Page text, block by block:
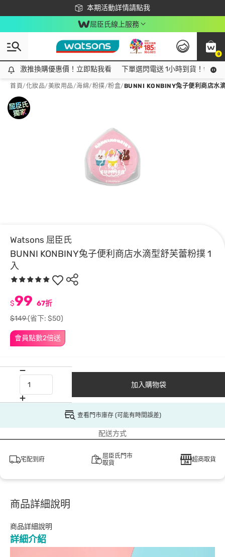
本期活動詳情請點我
下載app最高回饋$350
屈臣氏線上服務
0
激推換購優惠價！立即點我看
激推換購優惠價！立即點我看 下單選閃電送 1小時到貨！領神
首頁/化妝品/美妝用品/海綿/粉撲/粉盒/BUNNI KONBINY兔子便利商店水
Watsons 屈臣氏
BUNNI KONBINY兔子便利商店水滴型舒芙蕾粉撲 1
入
會員點數2倍送
$99 67折
$149(省下: $50)
加入購物袋
查看門市庫存 (可能有時間誤差)
配送方式
宅配到府
屈臣氏門市
取貨
超商取貨
商品詳細說明
商品詳細說明
詳細介紹